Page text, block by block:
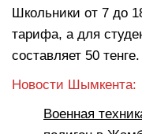
Школьники от 7 до
тарифа, а для
составляет 50 тенге.
Новости Шымкента:
Военная